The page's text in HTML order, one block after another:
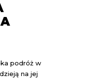
podróż w
na jej